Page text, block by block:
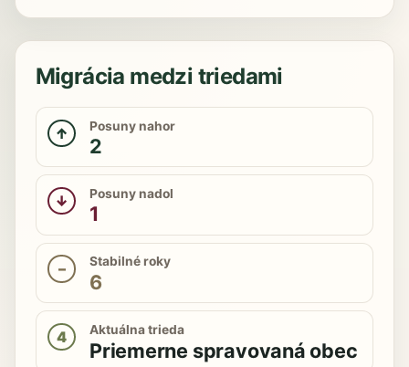
Migrácia medzi triedami
↑ Posuny nahor
2
↓ Posuny nadol
1
– Stabilné roky
6
4 Aktuálna trieda
Priemerne spravovaná obec